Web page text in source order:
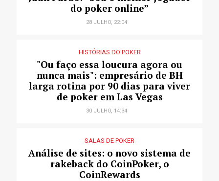
do poker online”
28 JULHO, 22:04
HISTÓRIAS DO POKER
"Ou faço essa loucura agora ou
nunca mais": empresário de BH
larga rotina por 90 dias para viver
de poker em Las Vegas
30 JULHO, 14:34
SALAS DE POKER
Análise de sites: o novo sistema de
rakeback do CoinPoker, o
CoinRewards